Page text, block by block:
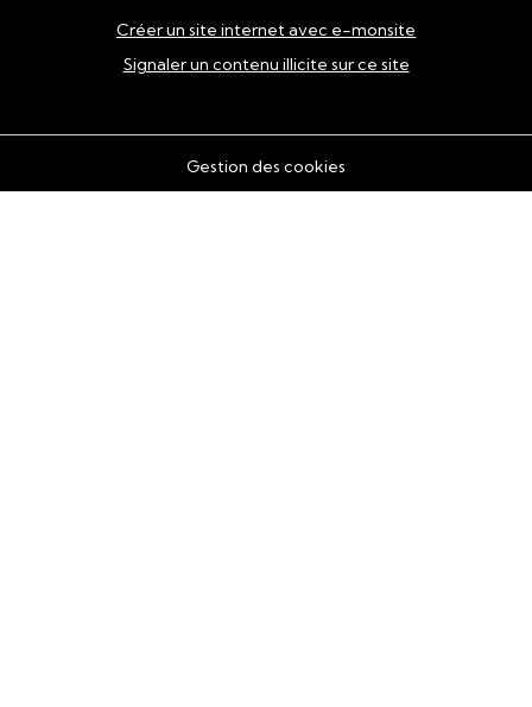
Créer un site internet avec e-monsite
Signaler un contenu illicite sur ce site
Gestion des cookies